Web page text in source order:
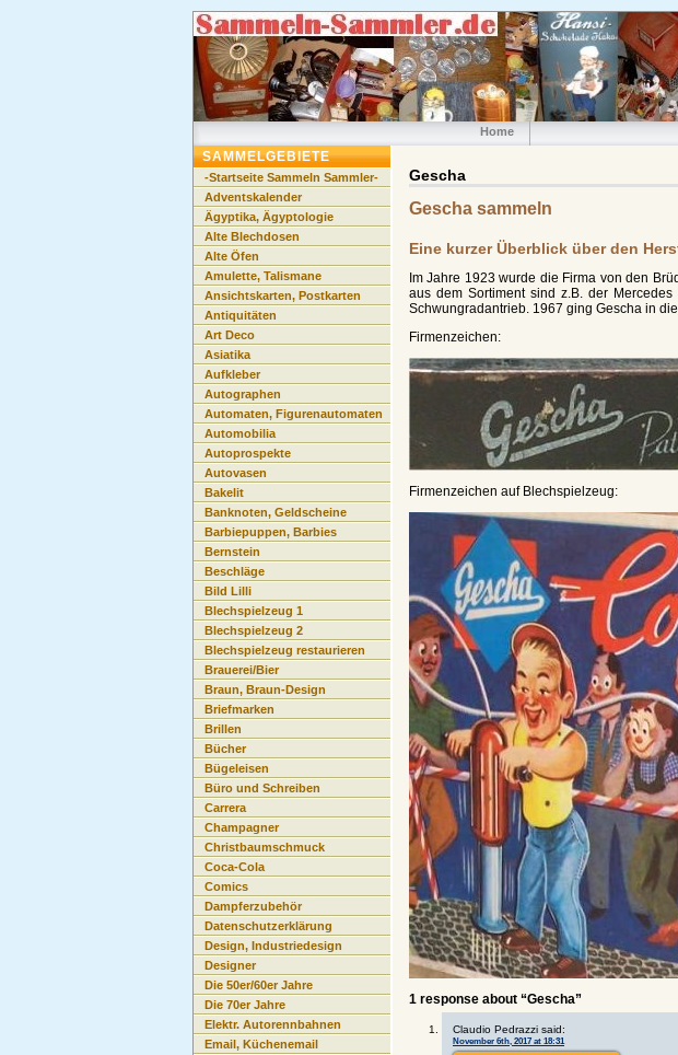
Home
Gescha
Gescha sammeln
Eine kurzer Überblick über den
Im Jahre 1923 wurde die Firma von den
aus dem Sortiment sind z.B. der
Schwungradantrieb. 1967 ging Gescha in
Firmenzeichen:
Firmenzeichen auf Blechspielzeug:
1 response about “Gescha”
Claudio Pedrazzi said:
November 6th, 2017 at 18:31
SAMMELGEBIETE
-Startseite Sammeln Sammler-
Adventskalender
Ägyptika, Ägyptologie
Alte Blechdosen
Alte Öfen
Amulette, Talismane
Ansichtskarten, Postkarten
Antiquitäten
Art Deco
Asiatika
Aufkleber
Autographen
Automaten, Figurenautomaten
Automobilia
Autoprospekte
Autovasen
Bakelit
Banknoten, Geldscheine
Barbiepuppen, Barbies
Bernstein
Beschläge
Bild Lilli
Blechspielzeug 1
Blechspielzeug 2
Blechspielzeug restaurieren
Brauerei/Bier
Braun, Braun-Design
Briefmarken
Brillen
Bücher
Bügeleisen
Büro und Schreiben
Carrera
Champagner
Christbaumschmuck
Coca-Cola
Comics
Dampferzubehör
Datenschutzerklärung
Design, Industriedesign
Designer
Die 50er/60er Jahre
Die 70er Jahre
Elektr. Autorennbahnen
Email, Küchenemail